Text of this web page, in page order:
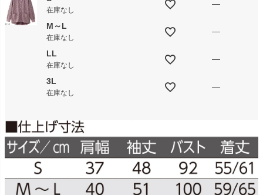
在庫なし
—
M～L
在庫なし
—
LL
在庫なし
—
3L
在庫なし
—